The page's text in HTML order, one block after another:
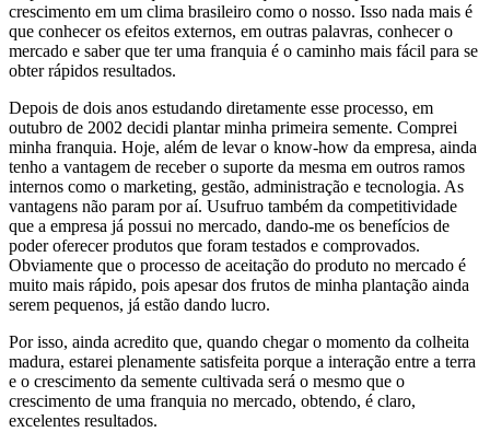
crescimento em um clima brasileiro como o nosso. Isso nada mais é
que conhecer os efeitos externos, em outras palavras, conhecer o
mercado e saber que ter uma franquia é o caminho mais fácil para se
obter rápidos resultados.
Depois de dois anos estudando diretamente esse processo, em
outubro de 2002 decidi plantar minha primeira semente. Comprei
minha franquia. Hoje, além de levar o know-how da empresa, ainda
tenho a vantagem de receber o suporte da mesma em outros ramos
internos como o marketing, gestão, administração e tecnologia. As
vantagens não param por aí. Usufruo também da competitividade
que a empresa já possui no mercado, dando-me os benefícios de
poder oferecer produtos que foram testados e comprovados.
Obviamente que o processo de aceitação do produto no mercado é
muito mais rápido, pois apesar dos frutos de minha plantação ainda
serem pequenos, já estão dando lucro.
Por isso, ainda acredito que, quando chegar o momento da colheita
madura, estarei plenamente satisfeita porque a interação entre a terra
e o crescimento da semente cultivada será o mesmo que o
crescimento de uma franquia no mercado, obtendo, é claro,
excelentes resultados.